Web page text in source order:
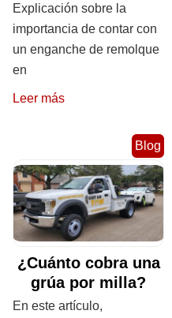
Explicación sobre la
importancia de contar con
un enganche de remolque
en
Leer más
Blog
¿Cuánto cobra una
grúa por milla?
En este artículo,